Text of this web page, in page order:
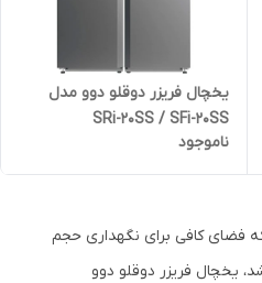
یخچال فریزر دوقلو دوو مدل
SRi-20SS / SFi-20SS
ناموجود
فضای کافی برای نگهداری حجم
یخچال فریزر دوقلو دوو